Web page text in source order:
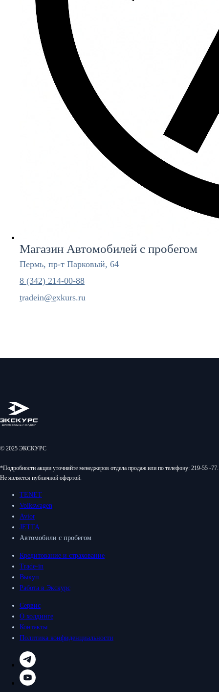
Магазин Автомобилей с пробегом
Пермь, пр-т Парковый, 64
8 (342) 214-00-88
tradein@exkurs.ru
© 2025 ЭКСКУРС
*Подробности акции уточняйте менеджеров отдела продаж или по телефону: 219-55 -77.
Не является публичной офертой.
TENET
Volkswagen
Avior
JETTA
Автомобили с пробегом
Кредитование и страхование
Trade-in
Выкуп
Работа в Экскурс
Сервис
О холдинге
Контакты
Политика конфиденциальности